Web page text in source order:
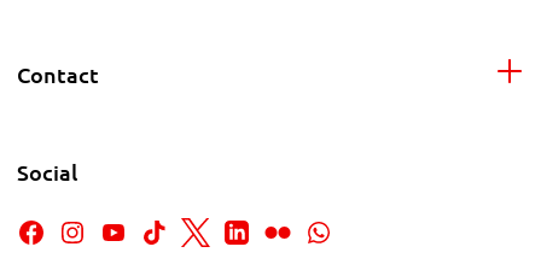
Contact
Social